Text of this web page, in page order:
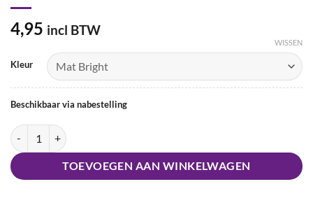
4,95 incl BTW
Kleur
WISSEN
Beschikbaar via nabestelling
Haarklemmen Tixi 2.5 cm aantal
TOEVOEGEN AAN WINKELWAGEN